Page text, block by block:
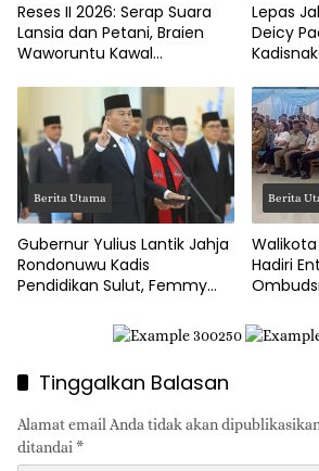
Reses II 2026: Serap Suara
Lansia dan Petani, Braien
Waworuntu Kawal
Lepas
Deicy
Benahi
Berita Utama
Gubernur Yulius Lantik Jahja
Rondonuwu Kadis
Pendidikan Sulut, Femmy
Berita
Hadiri
Layanan
Tinggalkan Balasan
Alamat email Anda tidak akan
ditandai*